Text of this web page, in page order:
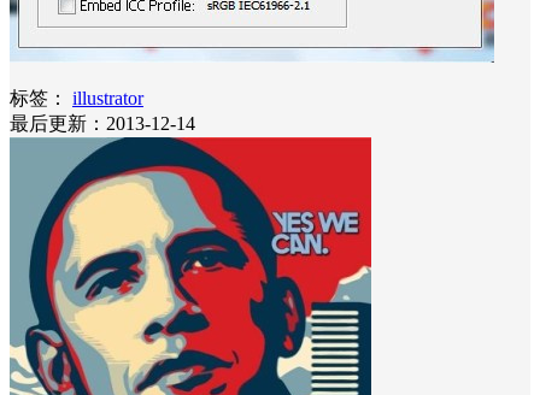
标签：
illustrator
最后更新：2013-12-14